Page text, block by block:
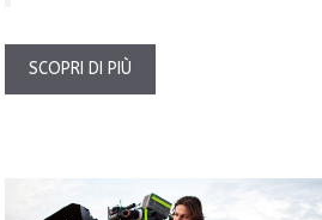
SCOPRI DI PIÙ